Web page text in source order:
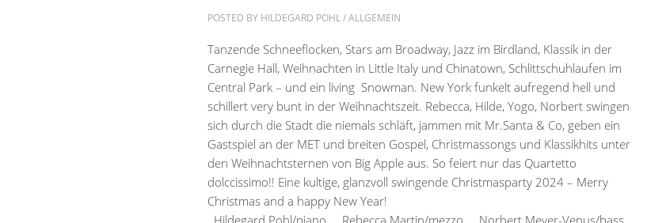
POSTED BY HILDEGARD POHL/ALLGEMEIN
Tanzende Schneeflocken, Stars am Broadway, Jazz im Birdland, Klassik in der
Carnegie Hall, Weihnachten in Little Italy und Chinatown, Schlittschuhlaufen im
Central Park – und ein living Snowman. New York funkelt aufregend hell und
schillert very bunt in der Weihnachtszeit. Rebecca, Hilde, Yogo, Norbert swingen
sich durch die Stadt die niemals schläft, jammen mit Mr.Santa & Co, geben ein
Gastspiel an der MET und breiten Gospel, Christmassongs und Klassikhits unter
den Weihnachtsternen von Big Apple aus. So feiert nur das Quartetto
dolccissimo!! Eine kultige, glanzvoll swingende Christmasparty 2024 – Merry
Christmas and a happy New Year!
Hildegard Pohl/piano Rebecca Martin/mezzo Norbert Meyer-Venus/bass